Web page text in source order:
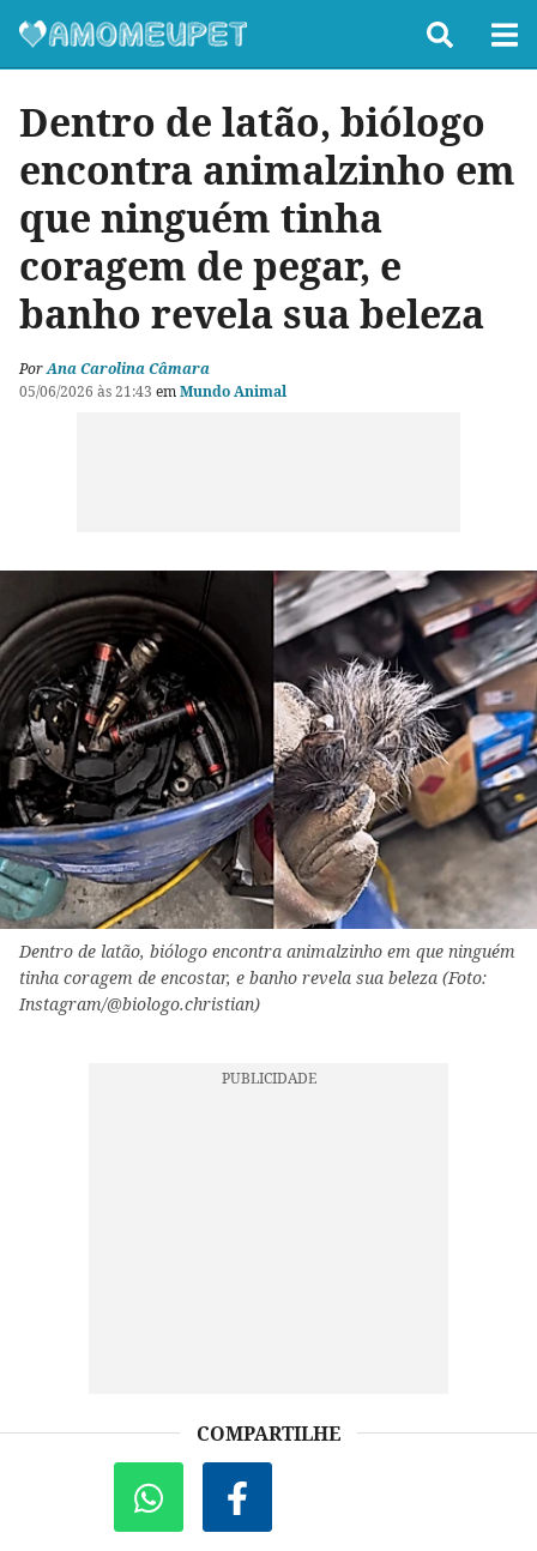
Dentro de latão, biólogo
encontra animalzinho em
que ninguém tinha
coragem de pegar, e
banho revela sua beleza
PorAna Carolina Câmara
05/06/2026 às 21:43 emMundo Animal
Dentro de latão, biólogo encontra animalzinho em que ninguém
tinha coragem de encostar, e banho revela sua beleza (Foto:
Instagram/@biologo.christian)
COMPARTILHE